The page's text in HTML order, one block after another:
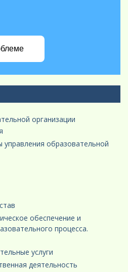
организации
управления образовательной
обеспечение и
процесса.
услуги
деятельность